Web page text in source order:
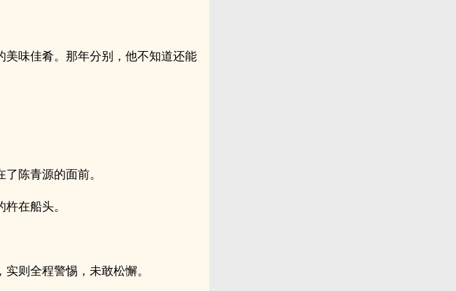
味佳肴。那年分别，他不知道还能
陈青源的面前。
在船头。
则全程警惕，未敢松懈。